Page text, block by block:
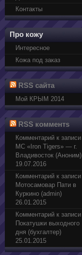
Контакты
Про кожу
Интересное
Кожа под заказ
RSS сайта
Мой КРЫМ 2014
RSS комментs
Комментарий к записи
МС «Iron Tigers» — г.
Владивосток (Аноним)
19.07.2016
Комментарий к записи
Мотосамовар Пати в
Куркино (admin)
26.01.2015
Комментарий к записи
Покатушки выходного
дня (бухгалтер)
25.01.2015